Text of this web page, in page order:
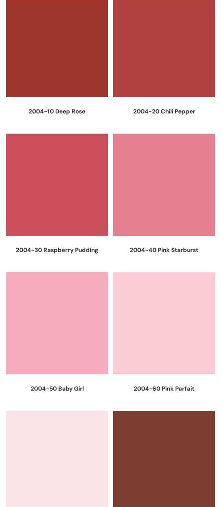
2004-10 Deep Rose 2004-20 Chili Pepper
2004-30 Raspberry Pudding 2004-40 Pink Starburst
2004-50 Baby Girl 2004-60 Pink Parfait